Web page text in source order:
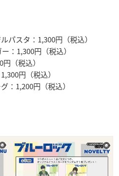
パスタ：1,300円（税込）
：1,300円（税込）
（税込）
円（税込）
：1,200円（税込）